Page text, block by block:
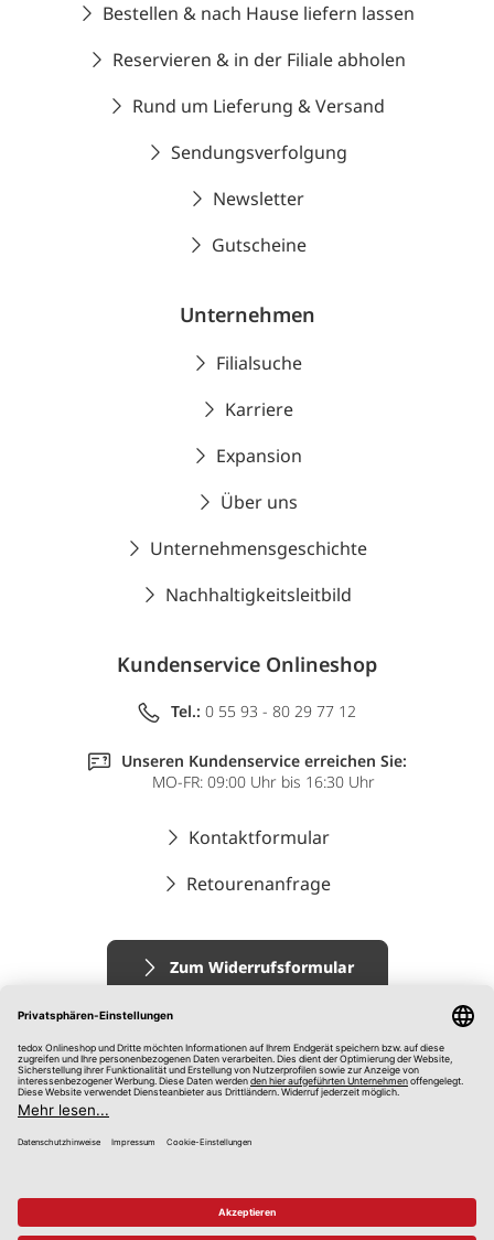
Bestellen & nach Hause liefern lassen
Reservieren & in der Filiale abholen
Rund um Lieferung & Versand
Sendungsverfolgung
Newsletter
Gutscheine
Unternehmen
Filialsuche
Karriere
Expansion
Über uns
Unternehmensgeschichte
Nachhaltigkeitsleitbild
Kundenservice Onlineshop
Tel.: 0 55 93 - 80 29 77 12
Unseren Kundenservice erreichen Sie:
MO-FR: 09:00 Uhr bis 16:30 Uhr
Kontaktformular
Retourenanfrage
Zum Widerrufsformular
Impressum
AGB
Datenschutz
Hinweisgebersystem